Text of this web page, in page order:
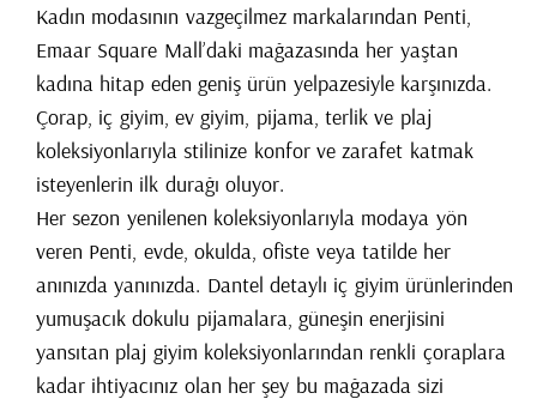
Kadın modasının vazgeçilmez markalarından Penti,
Emaar Square Mall’daki mağazasında her yaştan
kadına hitap eden geniş ürün yelpazesiyle karşınızda.
Çorap, iç giyim, ev giyim, pijama, terlik ve plaj
koleksiyonlarıyla stilinize konfor ve zarafet katmak
isteyenlerin ilk durağı oluyor.
Her sezon yenilenen koleksiyonlarıyla modaya yön
veren Penti, evde, okulda, ofiste veya tatilde her
anınızda yanınızda. Dantel detaylı iç giyim ürünlerinden
yumuşacık dokulu pijamalara, güneşin enerjisini
yansıtan plaj giyim koleksiyonlarından renkli çoraplara
kadar ihtiyacınız olan her şey bu mağazada sizi